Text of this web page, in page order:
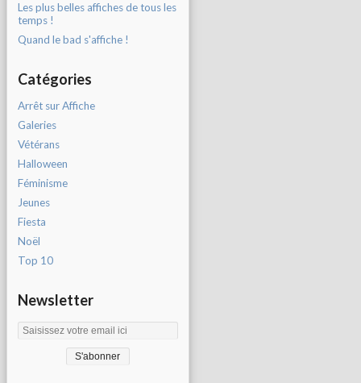
Les plus belles affiches de tous les
temps !
Quand le bad s'affiche !
Catégories
Arrêt sur Affiche
Galeries
Vétérans
Halloween
Féminisme
Jeunes
Fiesta
Noël
Top 10
Newsletter